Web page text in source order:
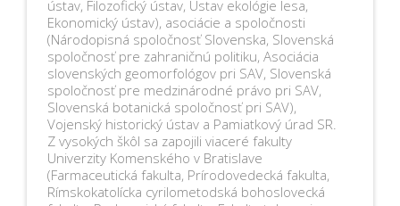
ústav, Filozofický ústav, Ústav ekológie lesa,
Ekonomický ústav), asociácie a spoločnosti
(Národopisná spoločnosť Slovenska, Slovenská
spoločnosť pre zahraničnú politiku, Asociácia
slovenských geomorfológov pri SAV, Slovenská
spoločnosť pre medzinárodné právo pri SAV,
Slovenská botanická spoločnosť pri SAV),
Vojenský historický ústav a Pamiatkový úrad SR.
Z vysokých škôl sa zapojili viaceré fakulty
Univerzity Komenského v Bratislave
(Farmaceutická fakulta, Prírodovedecká fakulta,
Rímskokatolícka cyrilometodská bohoslovecká